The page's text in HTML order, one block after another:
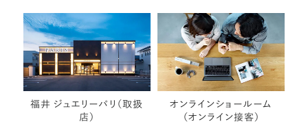
福井 ジュエリーパリ（取扱
店）
オンラインショールーム
（オンライン接客）